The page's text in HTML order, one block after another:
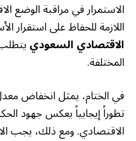
الاستمرار في مراقبة الوضع
اللازمة للحفاظ على استقرار
الاقتصادي السعودي
المختلفة.
في الختام، يمثل انخفاض
تطوراً إيجابياً يعكس جهود
الاقتصادي. ومع ذلك، يجب